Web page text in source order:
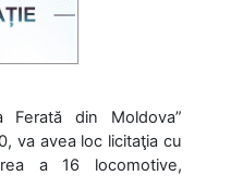
Ferată din Moldova”
va avea loc licitaţia cu
a 16 locomotive,